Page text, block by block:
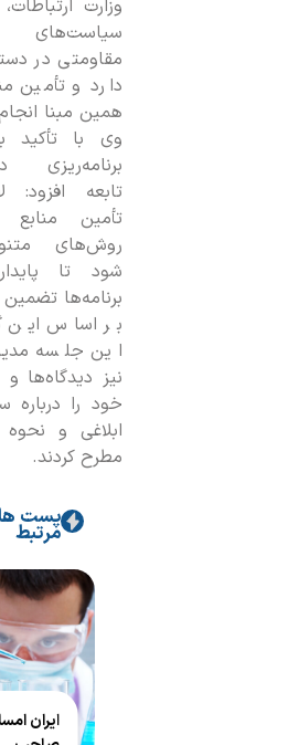
پست
مرتبط
ایران
وزارت
سیاست‌های
مقاومتی در
دارد و تأمین
همین مبنا
وی با تأکید
برنامه‌ریزی
تابعه افزود:
تأمین
روش‌های
شود تا
برنامه‌ها
بر اساس این
این جلسه
نیز دیدگاه‌ها و
خود را
ابلاغی و
مطرح کردند.